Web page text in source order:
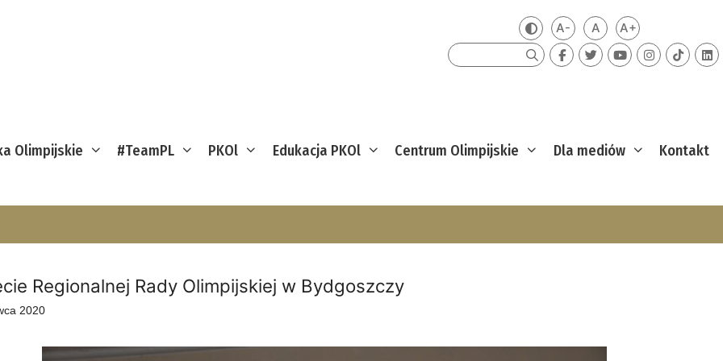
Zmień kontrast
A-Mniejsza czcionka
ADomyślna czcionka
A+Większa
Szukaj
Olimpijskie #TeamPL PKOl Edukacja PKOl Centrum Olimpijskie Dla mediów Kontakt
Regionalnej Rady Olimpijskiej w Bydgoszczy
2020